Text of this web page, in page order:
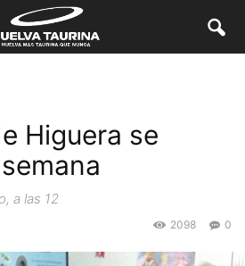
Higuera se
a las 12
0
2098